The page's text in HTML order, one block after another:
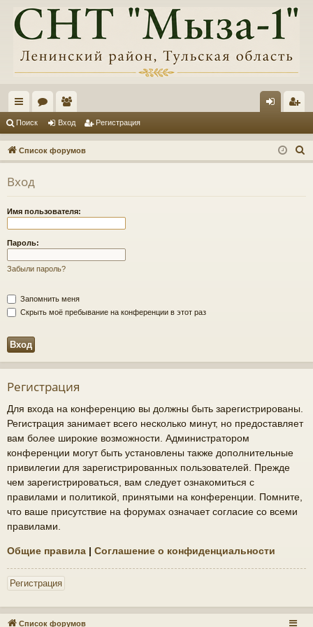
с
ы
лк
и
ум
ы
ол
ьз
ов
и
д ис
тр
Поиск Вход Регистрация
Список форумов
о
Вход
Имя пользователя:
Пароль:
Забыли пароль?
Запомнить меня
Скрыть моё пребывание на конференции в этот раз
Регистрация
Для входа на конференцию вы должны быть зарегистрированы.
Регистрация занимает всего несколько минут, но предоставляет
вам более широкие возможности. Администратором
конференции могут быть установлены также дополнительные
привилегии для зарегистрированных пользователей. Прежде
чем зарегистрироваться, вам следует ознакомиться с
правилами и политикой, принятыми на конференции. Помните,
что ваше присутствие на форумах означает согласие со всеми
правилами.
Общие правила | Соглашение о конфиденциальности
Регистрация
Список форумов